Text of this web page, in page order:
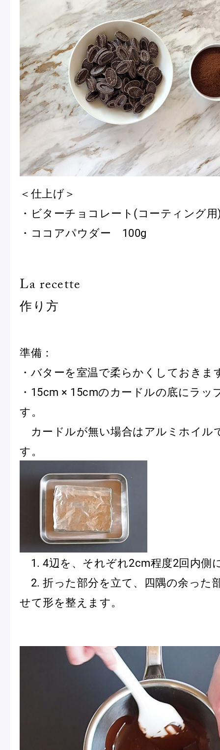
＜仕上げ＞
・ビターチョコレート(コーティング
・ココアパウダー 100g
La recette
作り方
準備：
・バターを室温で柔らかくしておきま
・15cm × 15cmのカードルの底にラッ
す。
カードルが無い場合はアルミホイル
す。
1. 4辺を、それぞれ2cm程度2回内側
2. 折った部分を立て、四隅の余った
せて形を整えます。